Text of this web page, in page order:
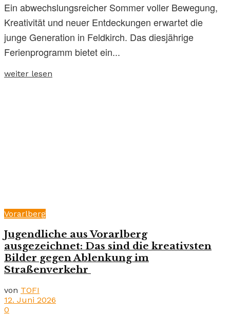
Ein abwechslungsreicher Sommer voller Bewegung,
Kreativität und neuer Entdeckungen erwartet die
junge Generation in Feldkirch. Das diesjährige
Ferienprogramm bietet ein...
weiter lesen
Vorarlberg
Jugendliche aus Vorarlberg
ausgezeichnet: Das sind die kreativsten
Bilder gegen Ablenkung im
Straßenverkehr
von TOFI
12. Juni 2026
0